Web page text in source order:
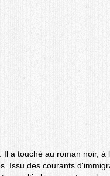
a touché au roman noir, à
Issu des courants